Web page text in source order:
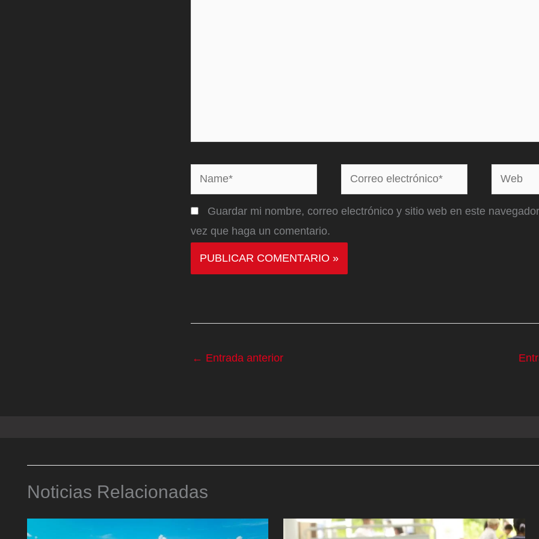
Name*
Correo
electrónico*
Web
Guardar mi nombre, correo electrónico y sitio web en este
vez que haga un comentario.
← Entrada anterior
Noticias Relacionadas